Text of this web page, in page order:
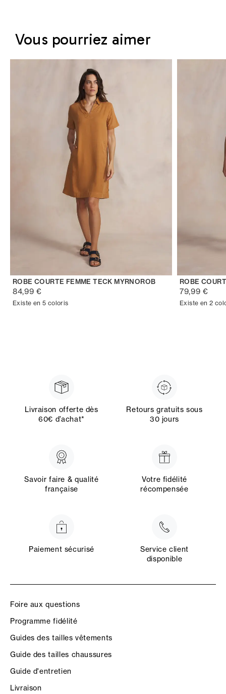
Vous pourriez aimer
ROBE COURTE FEMME TECK MYRNOROB
84,99 €
Existe en 5 coloris
ROBE
79,99 €
Existe en 2
Livraison offerte dès
60€ d’achat*
Retours gratuits sous
30 jours
Savoir faire & qualité
française
Votre fidélité
récompensée
Paiement sécurisé
Service client
disponible
Foire aux questions
Programme fidélité
Guides des tailles vêtements
Guide des tailles chaussures
Guide d'entretien
Livraison